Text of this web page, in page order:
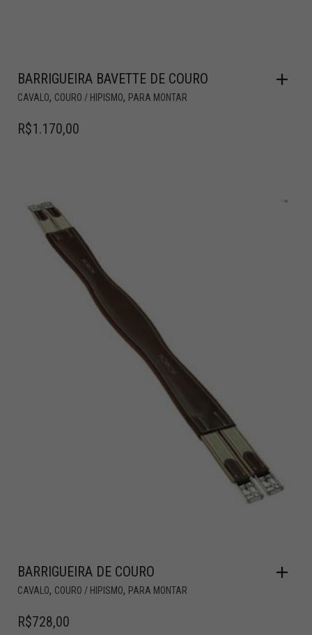
BARRIGUEIRA BAVETTE DE COURO
CAVALO, COURO / HIPISMO, PARA MONTAR
R$1.170,00
BARRIGUEIRA DE COURO
CAVALO, COURO / HIPISMO, PARA MONTAR
R$728,00